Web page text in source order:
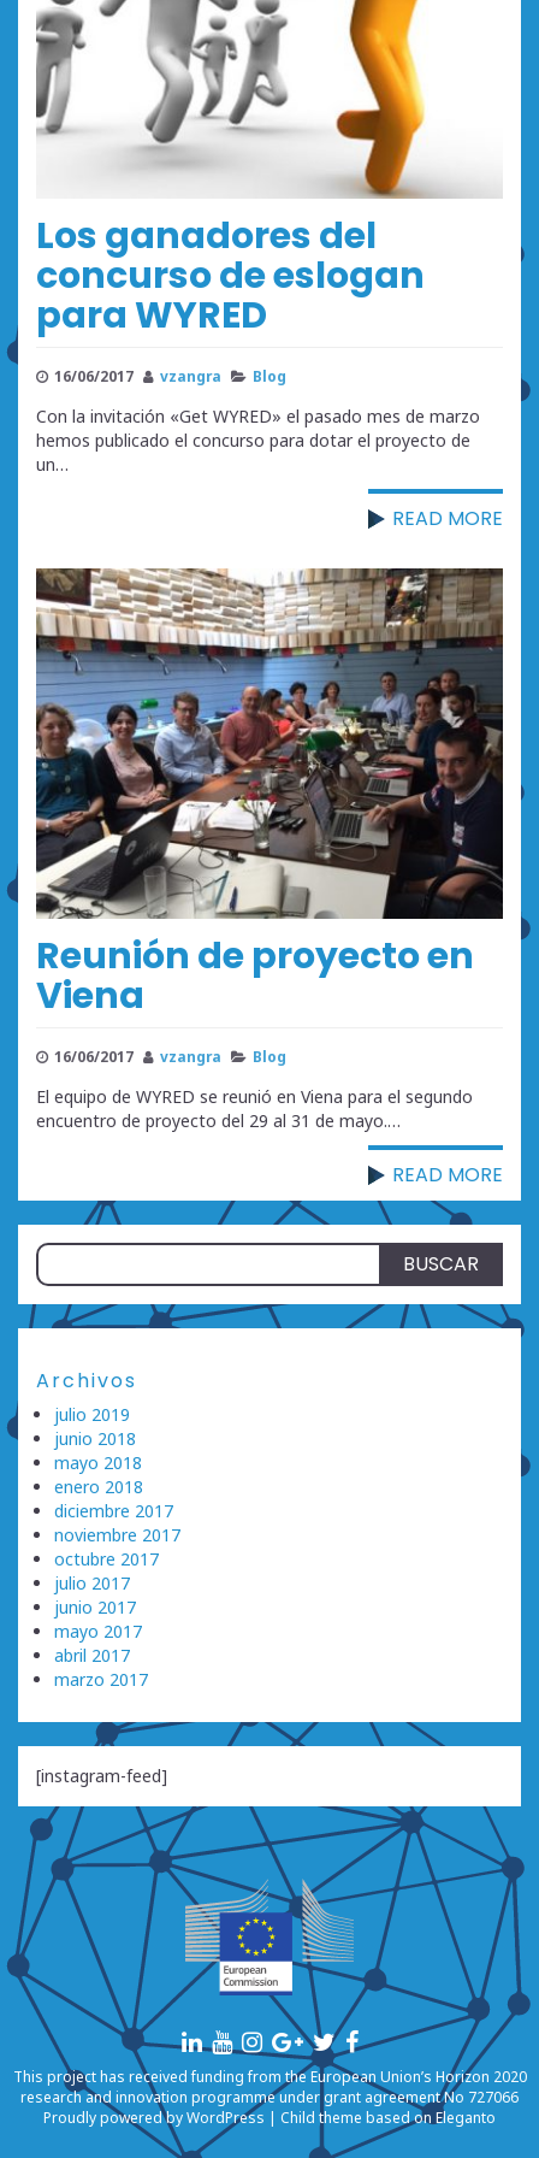
Los ganadores del
concurso de eslogan
para WYRED
16/06/2017 vzangra Blog
Con la invitación «Get WYRED» el pasado mes de marzo
hemos publicado el concurso para dotar el proyecto de
un…
READ MORE
Reunión de proyecto en
Viena
16/06/2017 vzangra Blog
El equipo de WYRED se reunió en Viena para el segundo
encuentro de proyecto del 29 al 31 de mayo.…
READ MORE
Buscar:
Archivos
julio 2019
junio 2018
mayo 2018
enero 2018
diciembre 2017
noviembre 2017
octubre 2017
julio 2017
junio 2017
mayo 2017
abril 2017
marzo 2017
[instagram-feed]
This project has received funding from the European Union’s Horizon 2020
research and innovation programme under grant agreement No 727066
Proudly powered byWordPress | Child theme based on Eleganto